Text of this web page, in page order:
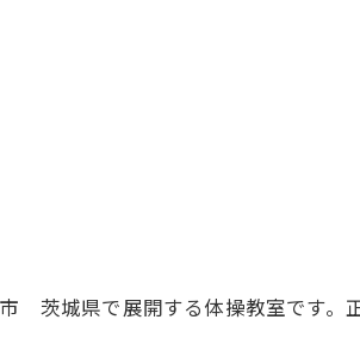
県で展開する体操教室です。